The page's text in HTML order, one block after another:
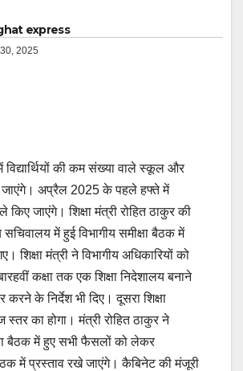
express
2025
विद्यार्थियों की कम संख्या वाले स्कूल और
जाएंगे। अप्रैल 2025 के पहले हफ्ते में
किए जाएंगे। शिक्षा मंत्री रोहित ठाकुर की
सचिवालय में हुई विभागीय समीक्षा बैठक में
शिक्षा मंत्री ने विभागीय अधिकारियों को
कक्षा तक एक शिक्षा निदेशालय बनाने
करने के निर्देश भी दिए। दूसरा शिक्षा
का होगा। मंत्री रोहित ठाकुर ने
बैठक में हुए सभी फैसलों को लेकर
में प्रस्ताव रखे जाएंगे। कैबिनेट की मंजूरी